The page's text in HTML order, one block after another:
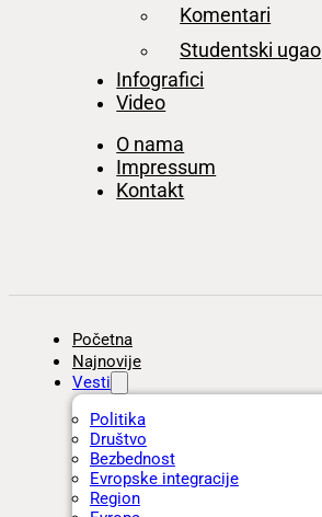
Komentari
Studentski ugao
Infografici
Video
O nama
Impressum
Kontakt
Početna
Najnovije
Vesti
Politika
Društvo
Bezbednost
Evropske integracije
Region